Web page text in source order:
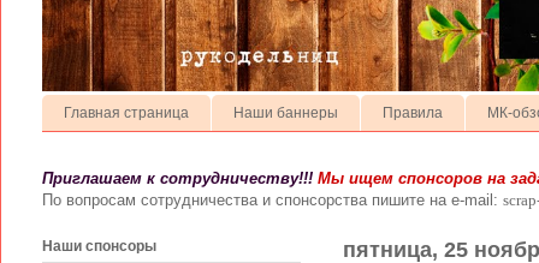
Главная страница Наши баннеры Правила МК-
Приглашаем к сотрудничеству!!! Мы ищем спонсоров на
По вопросам сотрудничества и спонсорства пишите на e-mail:
пятница, 25
Наши спонсоры